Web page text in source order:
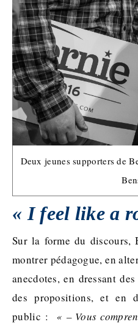
Deux jeunes supporters de
« I feel like a
Sur la forme du discours,
montrer pédagogue, en
anecdotes, en dressant
des propositions, et en
public :
« – Vous